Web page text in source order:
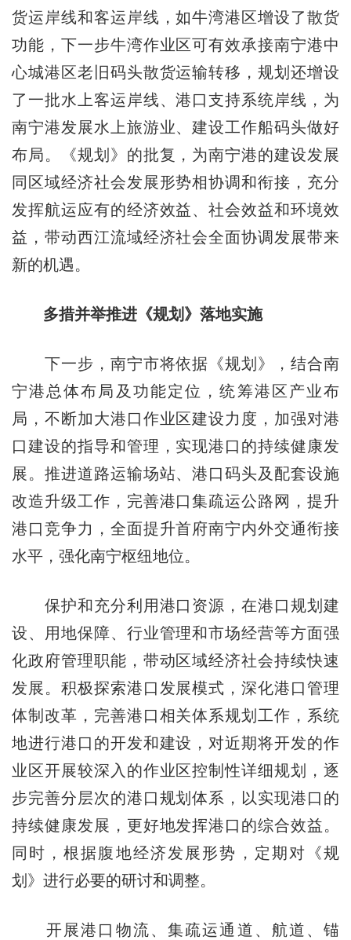
货运岸线和客运岸线，如牛湾港区增设了散货
功能，下一步牛湾作业区可有效承接南宁港中
心城港区老旧码头散货运输转移，规划还增设
了一批水上客运岸线、港口支持系统岸线，为
南宁港发展水上旅游业、建设工作船码头做好
布局。《规划》的批复，为南宁港的建设发展
同区域经济社会发展形势相协调和衔接，充分
发挥航运应有的经济效益、社会效益和环境效
益，带动西江流域经济社会全面协调发展带来
新的机遇。
多措并举推进《规划》落地实施
下一步，南宁市将依据《规划》，结合南
宁港总体布局及功能定位，统筹港区产业布
局，不断加大港口作业区建设力度，加强对港
口建设的指导和管理，实现港口的持续健康发
展。推进道路运输场站、港口码头及配套设施
改造升级工作，完善港口集疏运公路网，提升
港口竞争力，全面提升首府南宁内外交通衔接
水平，强化南宁枢纽地位。
保护和充分利用港口资源，在港口规划建
设、用地保障、行业管理和市场经营等方面强
化政府管理职能，带动区域经济社会持续快速
发展。积极探索港口发展模式，深化港口管理
体制改革，完善港口相关体系规划工作，系统
地进行港口的开发和建设，对近期将开发的作
业区开展较深入的作业区控制性详细规划，逐
步完善分层次的港口规划体系，以实现港口的
持续健康发展，更好地发挥港口的综合效益。
同时，根据腹地经济发展形势，定期对《规
划》进行必要的研讨和调整。
开展港口物流、集疏运通道、航道、锚